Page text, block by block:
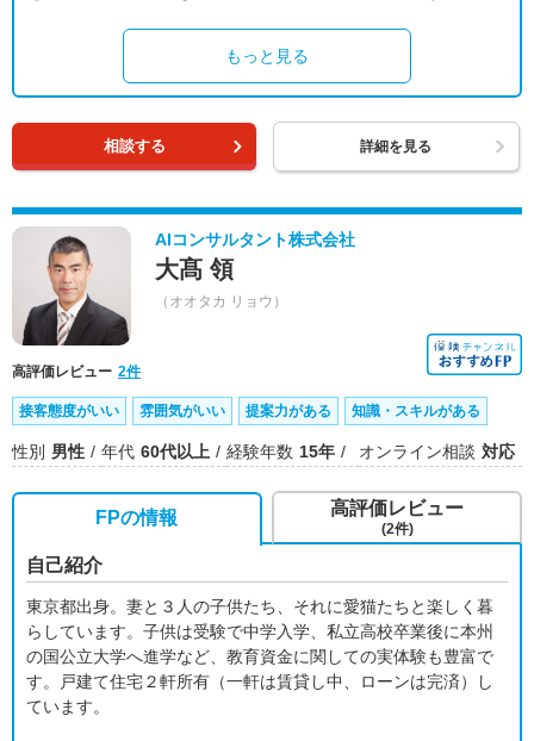
もっと見る
相談する 詳細を見る
AIコンサルタント株式会社
大髙 領
（オオタカ リョウ）
高評価レビュー 2件
接客態度がいい 雰囲気がいい 提案力がある 知識・スキルがある
性別 男性 年代 60代以上 経験年数 15年 オンライン相談 対応
FPの情報
自己紹介
東京都出身。妻と３人の子供たち、それに愛猫たちと楽しく暮
らしています。子供は受験で中学入学、私立高校卒業後に本州
の国公立大学へ進学など、教育資金に関しての実体験も豊富で
す。戸建て住宅２軒所有（一軒は賃貸し中、ローンは完済）し
ています。
高評価レビュー
(2件)